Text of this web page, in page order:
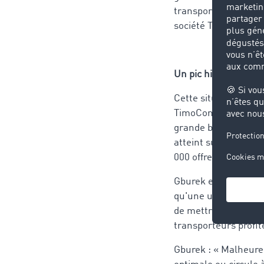
transport va encore
société TimoCom.
Un pic historique
Cette situation
TimoCom. Avec
grande bourse de
atteint sur deux
000 offres de fret.
Gburek en est
qu'une utilisation
de mettre les
transporteurs
Gburek : «